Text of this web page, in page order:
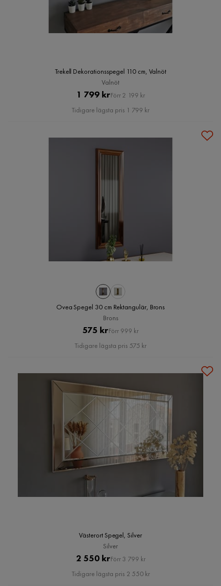
Trekell Dekorationsspegel 110 cm, Valnöt
Valnöt
Pris
1 799 krOriginal
Pris
Förr 2 199 kr
Tidigare lägsta pris 1 799 kr
Ovea Spegel 30 cm Rektangulär, Brons
Brons
Pris
575 krOriginal
Pris
Förr 999 kr
Tidigare lägsta pris 575 kr
Västerort Spegel, Silver
Silver
Pris
2 550 krOriginal
Pris
Förr 3 799 kr
Tidigare lägsta pris 2 550 kr